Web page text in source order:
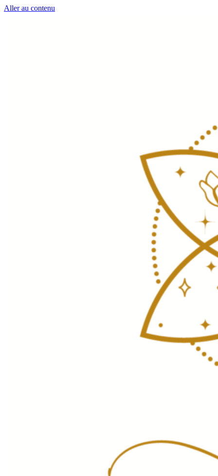
Aller au contenu